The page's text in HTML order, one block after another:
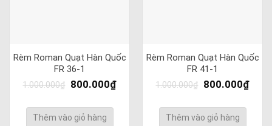
Rèm Roman Quạt Hàn Quốc
FR 36-1
1.000.000₫ 800.000₫
Thêm vào giỏ hàng
Rèm Roman Quạt Hàn Quốc
FR 41-1
1.000.000₫ 800.000₫
Thêm vào giỏ hàng